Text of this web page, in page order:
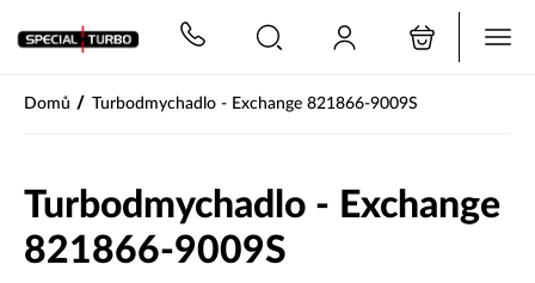
Domů / Turbodmychadlo - Exchange 821866-9009S
Turbodmychadlo - Exchange
821866-9009S